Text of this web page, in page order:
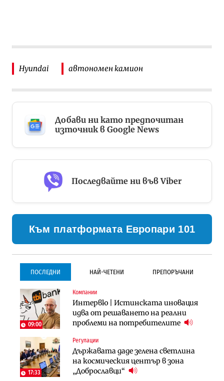
Hyundai автономен камион
Добави ни като предпочитан
източник в Google News
Последвайте ни във Viber
Към платформата Европари 101
ПОСЛЕДНИ НАЙ-ЧЕТЕНИ ПРЕПОРЪЧАНИ
09:00
Компании
Интервю | Истинската иновация
идва от решаването на реални
проблеми на потребителите
17:33
Регулации
Държавата даде зелена светлина
на космическия център в зона
„Доброславци“
Инфраструктура
Проектирането на тунела под
Петрохан ще върви паралелно с
екологичните оценки
Инфраструктура
Вторият мост над Варненското
езеро става част от бъдещата
магистрала „Черно море“
Инфраструктура
Проектирането на тунела под
Петрохан ще върви паралелно с
екологичните оценки
Компании
„Хювефарма“ подписа договор за
придобиване на Euroapi Italy